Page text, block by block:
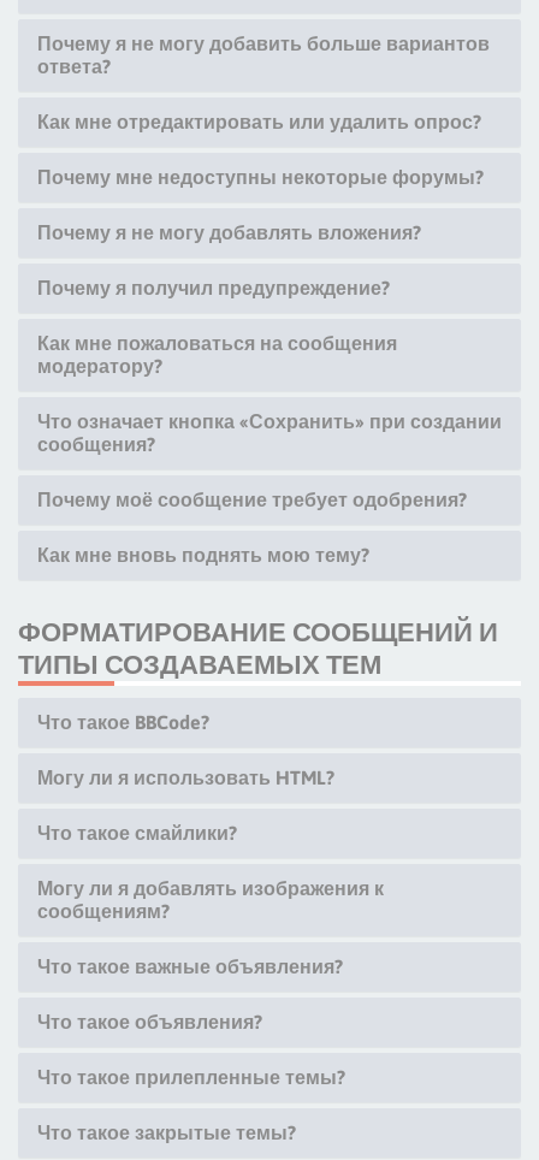
Почему я не могу добавить больше вариантов
ответа?
Как мне отредактировать или удалить опрос?
Почему мне недоступны некоторые форумы?
Почему я не могу добавлять вложения?
Почему я получил предупреждение?
Как мне пожаловаться на сообщения
модератору?
Что означает кнопка «Сохранить» при создании
сообщения?
Почему моё сообщение требует одобрения?
Как мне вновь поднять мою тему?
ФОРМАТИРОВАНИЕ СООБЩЕНИЙ И
ТИПЫ СОЗДАВАЕМЫХ ТЕМ
Что такое BBCode?
Могу ли я использовать HTML?
Что такое смайлики?
Могу ли я добавлять изображения к
сообщениям?
Что такое важные объявления?
Что такое объявления?
Что такое прилепленные темы?
Что такое закрытые темы?